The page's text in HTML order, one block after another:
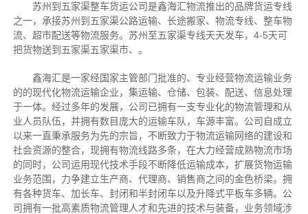
苏州到五家渠整车货运公司是鑫海汇物流推出的品牌货运专线
之一，承接苏州到五家渠公路运输、长途搬家、物流专线、整车物
流、超市配送等物流服务。苏州至五家渠专线天天发车，4-5天可
把货物送到五家渠五家渠市、。
鑫海汇是一家经国家主管部门批准的、专业经营物流运输业务
的的现代化物流运输企业，集运输、仓储、包装、配送、信息处理
于一体。经过多年的发展，公司已拥有一支专业化的物流管理和从
业人员队伍，并拥有数目庞大的运输车队，车源丰富。公司自成立
以来一直秉承服务为先的宗旨，不断致力于物流运输网络的建设和
社会资源的整合，现拥有物流线路多条，在大力经营成熟物流市场
的同时，公司运用现代技术手段不断降低运输成本，扩展货物运输
业务范围，力争建立生产商、代理商、销售商之间的金色桥梁。拥
有各种货车、加长车、封闭和半封闭车以及升降式平板车多辆。公
司拥有一批高素质物流管理人才和先进的技术与装备，业务领域涉